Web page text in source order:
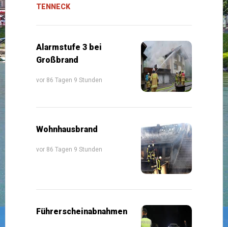
TENNECK
Alarmstufe 3 bei
Großbrand
vor 86 Tagen 9 Stunden
Wohnhausbrand
vor 86 Tagen 9 Stunden
Führerscheinabnahmen